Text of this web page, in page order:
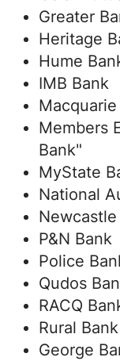
Greater
Heritage
Hume
IMB Bank
Members
Bank"
MyState
National
P&N Bank
Police
Qudos
RACQ
Rural
George